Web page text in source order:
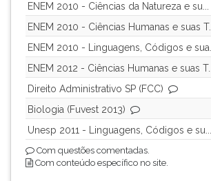
ENEM 2010 - Ciências da Natureza e su...
ENEM 2010 - Ciências Humanas e suas T...
ENEM 2010 - Linguagens, Códigos e sua...
ENEM 2012 - Ciências Humanas e suas T...
Direito Administrativo SP (FCC)
Biologia (Fuvest 2013)
Unesp 2011 - Linguagens, Códigos e su...
Com questões comentadas.
Com conteúdo específico no site.